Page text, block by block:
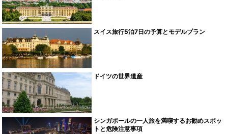
スイス旅行5泊7日の予算とモデルプラン
ドイツの世界遺産
シンガポールの一人旅を満喫するお勧めスポッ
トと危険注意事項